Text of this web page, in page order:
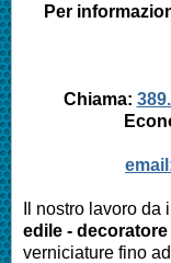
Per
Chiama:
Il nostro lavoro da i
edile - decoratore
verniciature fino